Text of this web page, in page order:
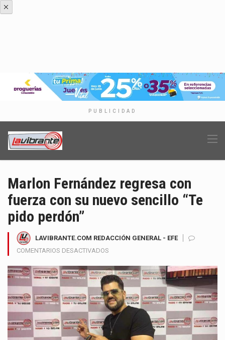
PUBLICIDAD
Marlon Fernández regresa con
fuerza con su nuevo sencillo “Te
pido perdón”
LAVIBRANTE.COM REDACCIÓN GENERAL - EFE
COMENTARIOS DESACTIVADOS
FERNÁNDEZ
REGRESA
CON
FUERZA
CON
SU
NUEVO